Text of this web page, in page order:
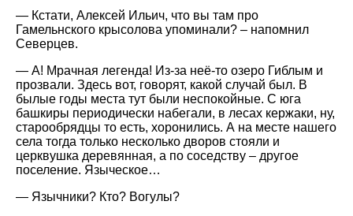
— Кстати, Алексей Ильич, что вы там про
Гамельнского крысолова упоминали? – напомнил
Северцев.
— А! Мрачная легенда! Из-за неё-то озеро Гиблым и
прозвали. Здесь вот, говорят, какой случай был. В
былые годы места тут были неспокойные. С юга
башкиры периодически набегали, в лесах кержаки, ну,
старообрядцы то есть, хоронились. А на месте нашего
села тогда только несколько дворов стояли и
церквушка деревянная, а по соседству – другое
поселение. Языческое…
— Язычники? Кто? Вогулы?